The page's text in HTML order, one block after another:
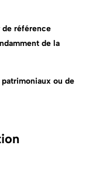
référence
de la
ou de